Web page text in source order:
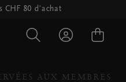
CHF 80 d'achat
AUX MEMBRES